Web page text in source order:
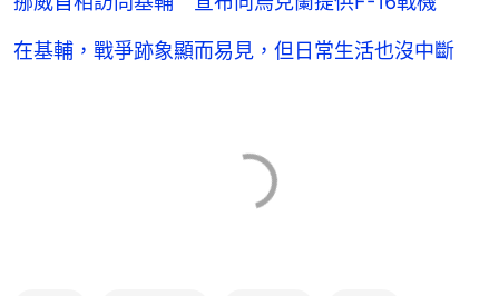
在基輔，戰爭跡象顯而易見，但日常生活也沒中斷